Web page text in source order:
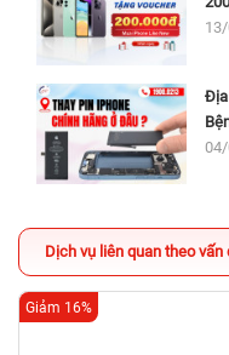
Dịch vụ liên quan theo vấn
Giảm 16%